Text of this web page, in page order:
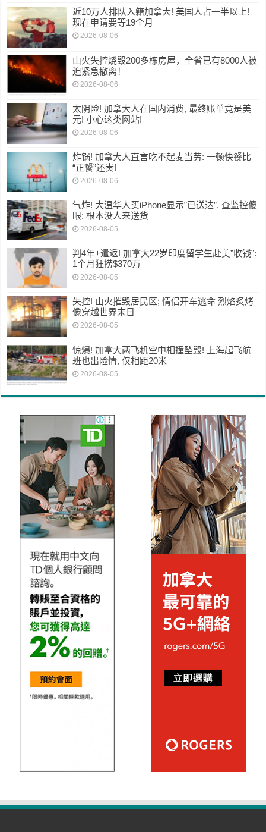
近10万人排队入籍加拿大! 美国人占一半以上!
现在申请要等19个月
2026-08-06
山火失控烧毁200多栋房屋，全省已有8000人被
迫紧急撤离！
2026-08-06
太阴险! 加拿大人在国内消费, 最终账单竟是美
元! 小心这类网站!
2026-08-06
炸锅! 加拿大人直言吃不起麦当劳: 一顿快餐比
“正餐”还贵!
2026-08-06
气炸! 大温华人买iPhone显示”已送达”, 查监控傻
眼: 根本没人来送货
2026-08-05
判4年+遣返! 加拿大22岁印度留学生赴美”收钱”:
1个月狂捞$370万
2026-08-05
失控! 山火摧毁居民区; 情侣开车逃命 烈焰炙烤
像穿越世界末日
2026-08-05
惊爆! 加拿大两飞机空中相撞坠毁! 上海起飞航
班也出险情, 仅相距20米
2026-08-05